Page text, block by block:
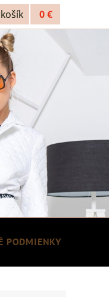
0 €
PODMIENKY